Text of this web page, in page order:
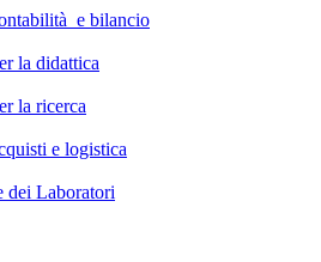
e bilancio
la didattica
la ricerca
e logistica
dei Laboratori